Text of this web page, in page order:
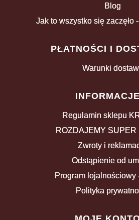
Blog
Jak to wszystko się zaczęło
PŁATNOŚCI I
Warunki
INFORMACJE
Regulamin sklepu
ROZDAJEMY SUPER
Zwroty i
Odstąpienie od
Program lojalnościowy
Polityka